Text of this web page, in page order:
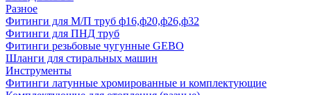
Разное
Фитинги для М/П труб ф16,ф20,ф26,ф32
Фитинги для ПНД труб
Фитинги резьбовые чугунные GEBO
Шланги для стиральных машин
Инструменты
Фитинги латунные хромированные и комплектующие